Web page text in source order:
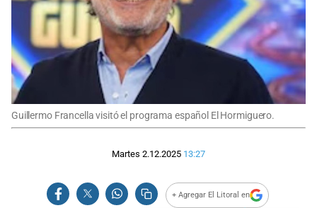
Guillermo Francella visitó el programa español El Hormiguero.
Martes 2.12.2025 13:27
+ Agregar El Litoral en